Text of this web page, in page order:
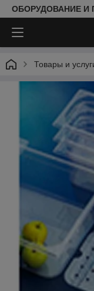
ОБОРУДОВАНИЕ И
Товары и